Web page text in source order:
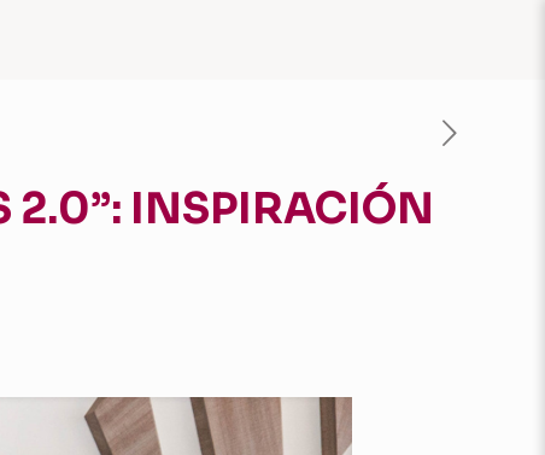
2.0”: INSPIRACIÓN